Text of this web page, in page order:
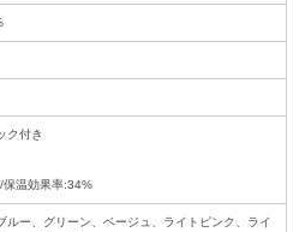
ク付き
保温効果率:34%
ルー、グリーン、ベージュ、ライトピンク、ライ